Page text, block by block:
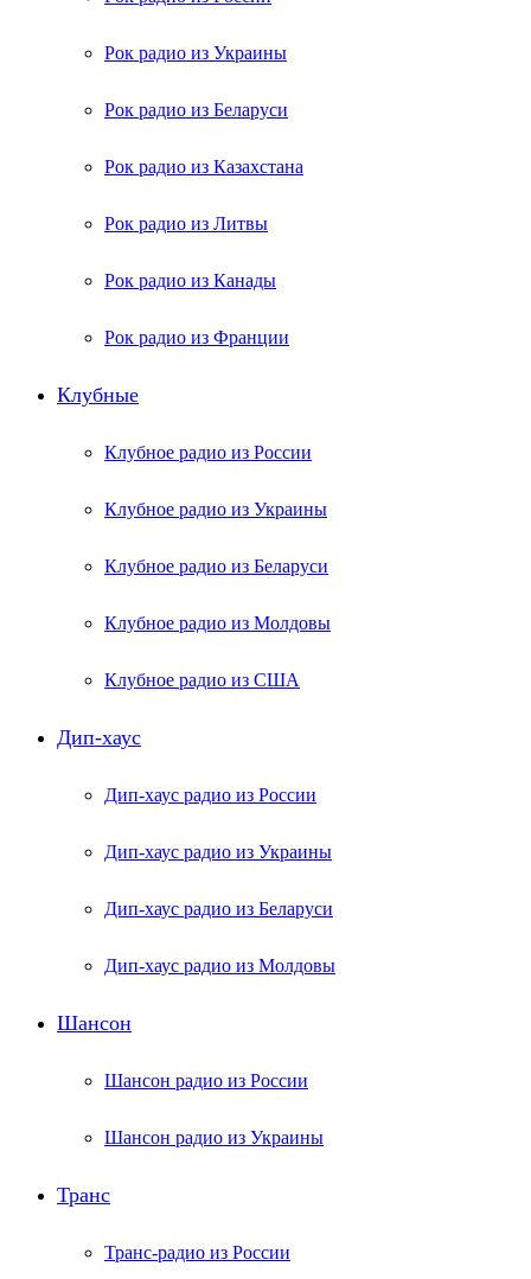
Рок радио из Украины
Рок радио из Беларуси
Рок радио из Казахстана
Рок радио из Литвы
Рок радио из Канады
Рок радио из Франции
Клубные
Клубное радио из России
Клубное радио из Украины
Клубное радио из Беларуси
Клубное радио из Молдовы
Клубное радио из США
Дип-хаус
Дип-хаус радио из России
Дип-хаус радио из Украины
Дип-хаус радио из Беларуси
Дип-хаус радио из Молдовы
Шансон
Шансон радио из России
Шансон радио из Украины
Транс
Транс-радио из России